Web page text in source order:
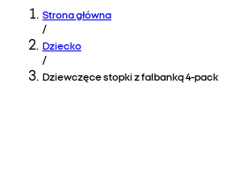
Strona główna
/
Dziecko
/
Dziewczęce stopki z falbanką 4-pack